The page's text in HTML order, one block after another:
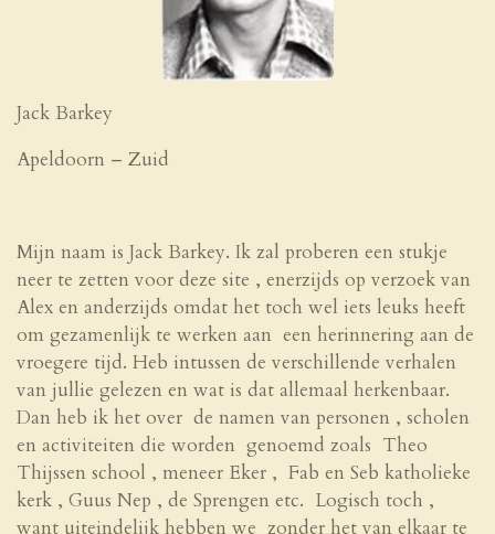
Jack Barkey
Apeldoorn – Zuid
Mijn naam is Jack Barkey. Ik zal proberen een stukje
neer te zetten voor deze site , enerzijds op verzoek van
Alex en anderzijds omdat het toch wel iets leuks heeft
om gezamenlijk te werken aan een herinnering aan de
vroegere tijd. Heb intussen de verschillende verhalen
van jullie gelezen en wat is dat allemaal herkenbaar.
Dan heb ik het over de namen van personen , scholen
en activiteiten die worden genoemd zoals Theo
Thijssen school , meneer Eker , Fab en Seb katholieke
kerk , Guus Nep , de Sprengen etc. Logisch toch ,
want uiteindelijk hebben we zonder het van elkaar te